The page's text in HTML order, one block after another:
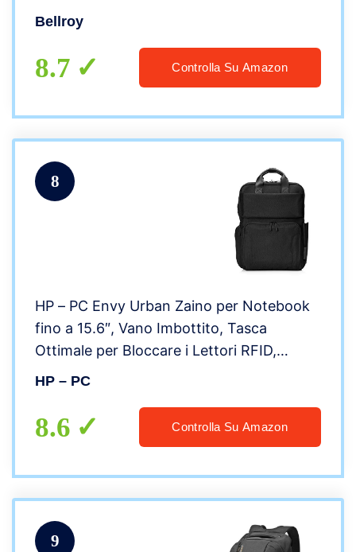
Bellroy
8.7 Controlla Su Amazon
8
HP – PC Envy Urban Zaino per Notebook
fino a 15.6″, Vano Imbottito, Tasca
Ottimale per Bloccare i Lettori RFID,
Tessuti e Cerniere Resistenti, Tessuto
HP – PC
8.6 Controlla Su Amazon
9